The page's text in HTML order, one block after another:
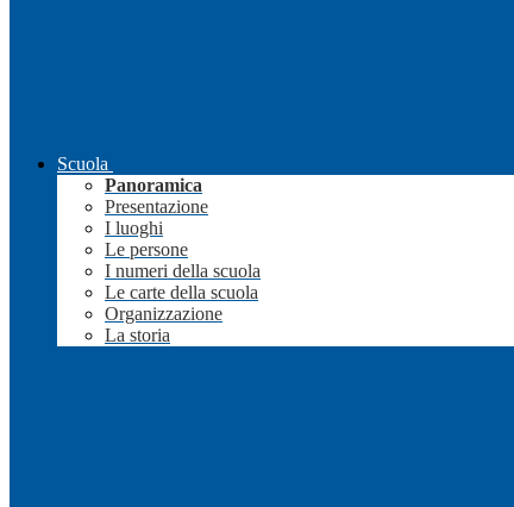
Scuola
Panoramica
Presentazione
I luoghi
Le persone
I numeri della scuola
Le carte della scuola
Organizzazione
La storia